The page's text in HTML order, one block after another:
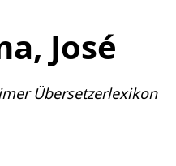
José
Übersetzerlexikon